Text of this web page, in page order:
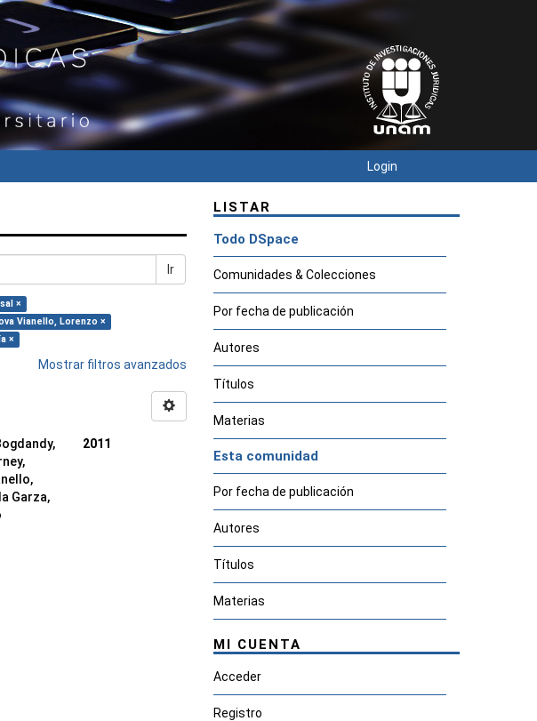
Login
Ir
×
Vianello, Lorenzo ×
×
Mostrar filtros avanzados
Garza,
2011
LISTAR
Todo DSpace
Comunidades & Colecciones
Por fecha de publicación
Autores
Títulos
Materias
Esta comunidad
Por fecha de publicación
Autores
Títulos
Materias
MI CUENTA
Acceder
Registro